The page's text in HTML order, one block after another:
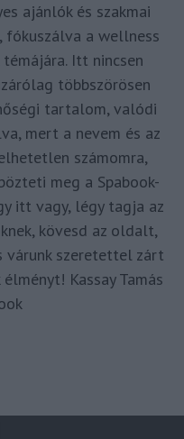
ajánlók és szakmai
fókuszálva a wellness
Itt nincsen
többszörösen
tartalom, valódi
mert a nevem és az
számomra,
meg a Spabook-
itt vagy, légy tagja az
kövesd az oldalt,
várunk szeretettel zárt
Kassay Tamás